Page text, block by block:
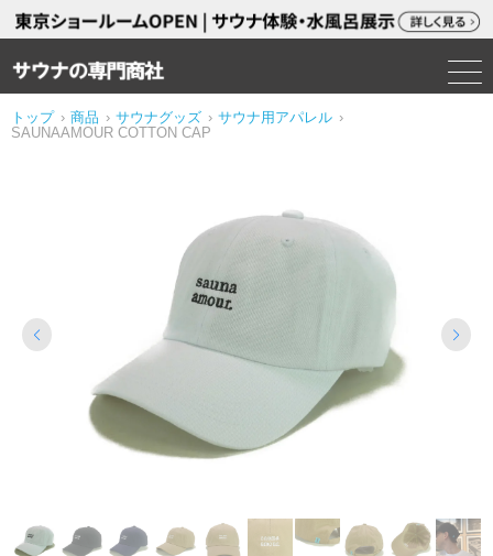
トップ › 商品 › サウナグッズ › サウナ用アパレル ›
SAUNAAMOUR COTTON CAP